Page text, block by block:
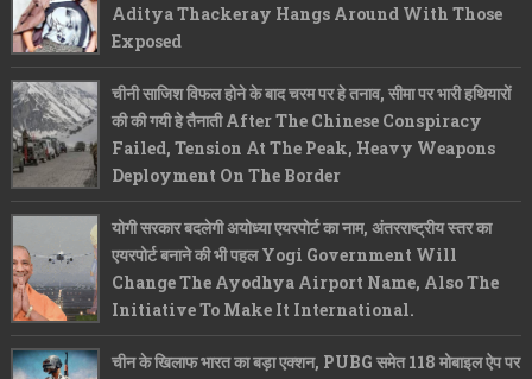
Aditya Thackeray Hangs Around With Those
Exposed
चीनी साजिश विफल होने के बाद चरम पर हे तनाव, सीमा पर भारी हथियारों
की की गयी हे तैनाती After The Chinese Conspiracy
Failed, Tension At The Peak, Heavy Weapons
Deployment On The Border
योगी सरकार बदलेगी अयोध्या एयरपोर्ट का नाम, अंतरराष्ट्रीय स्तर का
एयरपोर्ट बनाने की भी पहल Yogi Government Will
Change The Ayodhya Airport Name, Also The
Initiative To Make It International.
चीन के खिलाफ भारत का बड़ा एक्शन, PUBG समेत 118 मोबाइल ऐप पर